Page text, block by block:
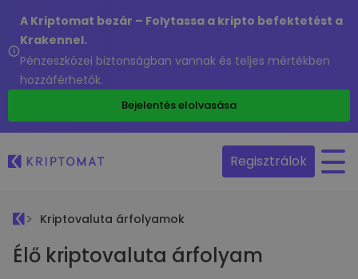
A Kriptomat bezár – Folytassa a kripto befektetést a
Krakennel.
Pénzeszközei biztonságban vannak és teljes mértékben
hozzáférhetők.
Bejelentés elolvasása
Regisztrálok
Kriptovaluta árfolyamok
Élő kriptovaluta árfolyam